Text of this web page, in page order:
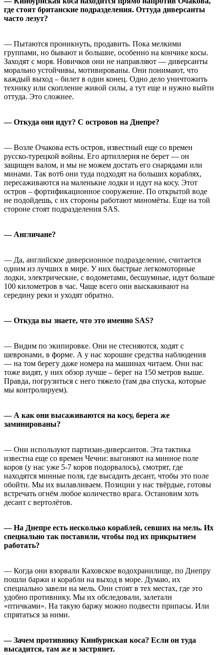
где стоят британские подразделения. Оттуда диверсанты
часто лезут?
— Пытаются проникнуть, продавить. Пока мелкими
группами, но бывают и большие, особенно на кончике косы.
Заходят с моря. Новичков они не направляют — диверсанты
морально устойчивы, мотивированы. Они понимают, что
каждый выход – билет в один конец. Одно дело уничтожить
технику или скопление живой силы, а тут еще и нужно выйти
оттуда. Это сложнее.
— Откуда они идут? С островов на Днепре?
— Возле Очакова есть остров, известный еще со времен
русско-турецкой войны. Его артиллерия не берет — он
защищен валом, и мы не можем достать его снарядами или
минами. Так вот6 они туда подходят на больших кораблях,
пересаживаются на маленькие лодки и идут на косу. Этот
остров – фортификационное сооружение. По открытой воде
не подойдешь, с их стороны работают миномёты. Еще на той
стороне стоят подразделения SAS.
— Англичане?
— Да, английское диверсионное подразделение, считается
одним из лучших в мире. У них быстрые легкомоторные
лодки, электрические, с водометами, бесшумные, идут больше
100 километров в час. Чаще всего они выскакивают на
середину реки и уходят обратно.
— Откуда вы знаете, что это именно SAS?
— Видим по экипировке. Они не стесняются, ходят с
шевронами, в форме. А у нас хорошие средства наблюдения
— на том берегу даже номера на машинах читаем. Они нас
тоже видят, у них обзор лучше – берег на 150 метров выше.
Правда, погрузиться с него тяжело (там два спуска, которые
мы контролируем).
— А как они высаживаются на косу, берега же
заминированы?
— Они используют партизан-диверсантов. Эта тактика
известна еще со времен Чечни: выгоняют на минное поле
коров (у нас уже 5-7 коров подорвалось), смотрят, где
находятся минные поля, где высадить десант, чтобы это поле
обойти. Мы их вылавливаем. Позиции у нас твёрдые, готовы
встречать огнём любое количество врага. Остановим хоть
десант с вертолётов.
— На Днепре есть несколько кораблей, севших на мель. Их
специально так поставили, чтобы под их прикрытием
работать?
— Когда они взорвали Каховское водохранилище, по Днепру
пошли баржи и корабли на выход в море. Думаю, их
специально завели на мель. Они стоят в тех местах, где это
удобно противнику. Мы их обследовали, залетали
«птичками». На такую баржу можно подвести припасы. Или
спрятаться за ними.
— Зачем противнику Кинбурнская коса? Если он туда
высадится, там же и застрянет.